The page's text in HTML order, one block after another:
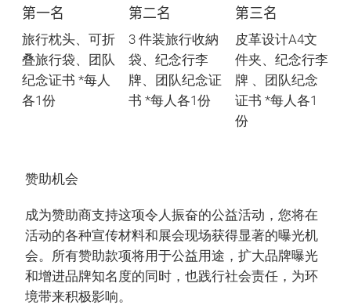
第一名
旅行枕头、可折
叠旅行袋、团队
纪念证书 *每人
各1份
第二名
3 件装旅行收納
袋、纪念行李
牌、团队纪念证
书 *每人各1份
第三名
皮革设计A4文
件夹、纪念行李
牌 、团队纪念
证书 *每人各1
份
赞助机会
成为赞助商支持这项令人振奋的公益活动，您将在
活动的各种宣传材料和展会现场获得显著的曝光机
会。所有赞助款项将用于公益用途，扩大品牌曝光
和增进品牌知名度的同时，也践行社会责任，为环
境带来积极影响。